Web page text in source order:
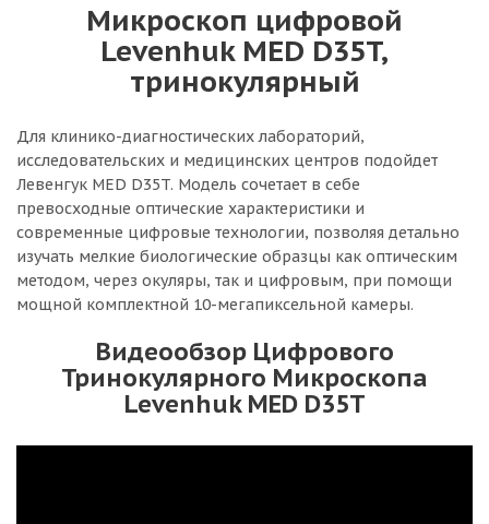
Микроскоп цифровой
Levenhuk MED D35T,
тринокулярный
Для клинико-диагностических лабораторий,
исследовательских и медицинских центров подойдет
Левенгук MED D35T. Модель сочетает в себе
превосходные оптические характеристики и
современные цифровые технологии, позволяя детально
изучать мелкие биологические образцы как оптическим
методом, через окуляры, так и цифровым, при помощи
мощной комплектной 10-мегапиксельной камеры.
Видеообзор Цифрового
Тринокулярного Микроскопа
Levenhuk MED D35T